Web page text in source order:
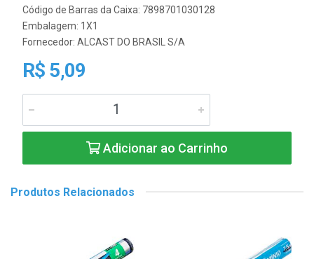
Código de Barras da Caixa: 7898701030128
Embalagem: 1X1
Fornecedor: ALCAST DO BRASIL S/A
R$ 5,09
Adicionar ao Carrinho
Produtos Relacionados